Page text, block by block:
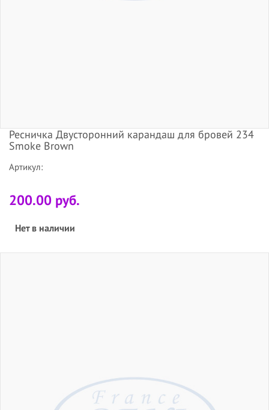
Ресничка Двусторонний карандаш для бровей 234
Smoke Brown
Артикул:
200.00 руб.
Нет в наличии